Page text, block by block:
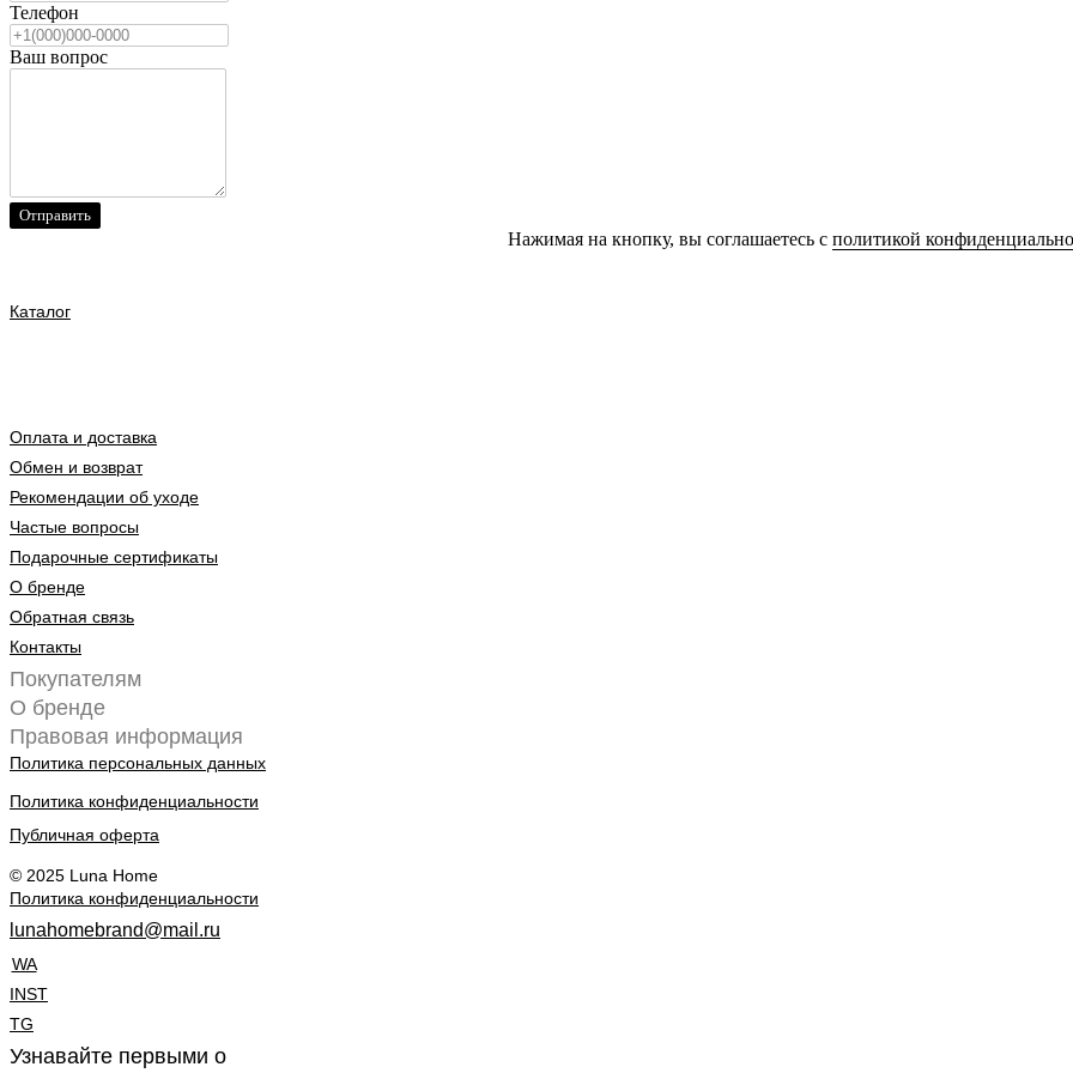
Каталог
Оплата и доставка
Обмен и возврат
Рекомендации об уходе
Частые вопросы
Подарочные сертификаты
О бренде
Обратная связь
Контакты
Покупателям
О бренде
Правовая информация
Политика персональных данных
Политика конфиденциальности
Публичная оферта
© 2025 Luna Home
Политика конфиденциальности
lunahomebrand@mail.ru
WA
INST
TG
Узнавайте первыми о
Телефон
Ваш вопрос
Отправить
Нажимая на кнопку, вы соглашаетесь с политикой